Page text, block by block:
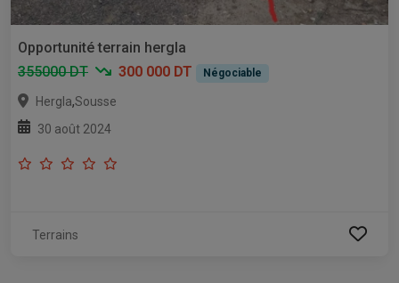
Opportunité terrain hergla
355000 DT
300 000 DT Négociable
Hergla,Sousse
30 août 2024
Terrains